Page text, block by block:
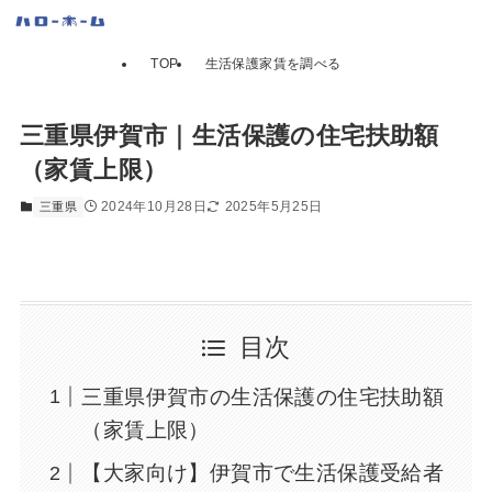
TOP 生活保護家賃を調べる
三重県伊賀市｜生活保護の住宅扶助額
（家賃上限）
三重県 2024年10月28日 2025年5月25日
目次
三重県伊賀市の生活保護の住宅扶助額
（家賃上限）
【大家向け】伊賀市で生活保護受給者